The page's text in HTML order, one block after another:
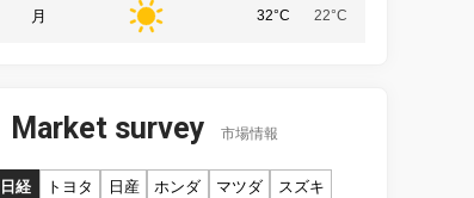
月 32°C 22°C
Market survey 市場情報
日経 トヨタ 日産 ホンダ マツダ
スズキ